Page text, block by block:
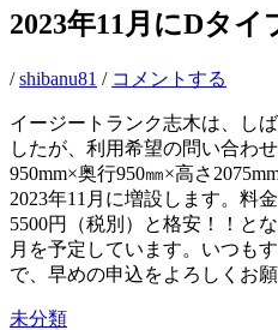
2023年11月にDタ
/shibanu81 / コメントする
イージートランク志木は、し
したが、利用希望の問い合わ
950mm×奥行950㎜×高さ
2023年11月に増設します。料
5500円（税別）と格安！！と
月を予定しています。いつも
で、早めの申込をよろしくお
未分類